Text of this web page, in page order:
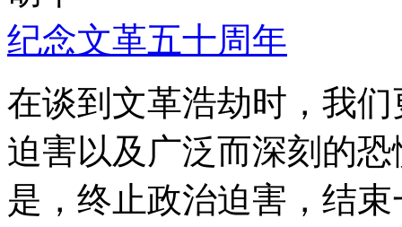
纪念文革五十周年
在谈到文革浩劫时，我
迫害以及广泛而深刻的
是，终止政治迫害，结